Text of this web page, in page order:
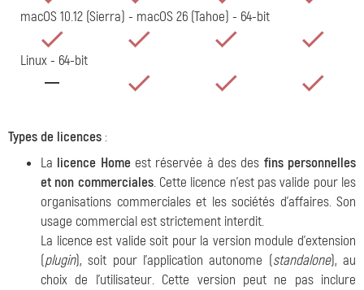
macOS 10.12 (Sierra) - macOS 26 (Tahoe) - 64-bit
Linux - 64-bit
Types de licences:
La licence Homeest réservée à des des fins personnelles
et non commerciales. Cette licence n'est pas valide pour les
organisations commerciales et les sociétés d'affaires. Son
usage commercial est strictement interdit.
La licence est valide soit pour la version module d'extension
(plugin), soit pour l'application autonome (standalone), au
choix de l'utilisateur. Cette version peut ne pas inclure